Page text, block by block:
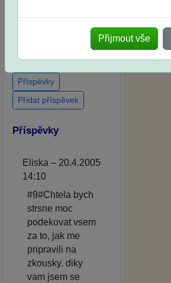
u zkoušek na SŠ? Vaše
ohlasy po skutečných
přijímacích zkouškách
Přijmout vše
Příspěvky
Přidat příspěvek
Příspěvky
Eliska – 20.4.2005
14:10
#9#Chtela bych
strsne moc
podekovat vsem
za to, jak me
pripravili na
zkousky. diky
vam jsem se